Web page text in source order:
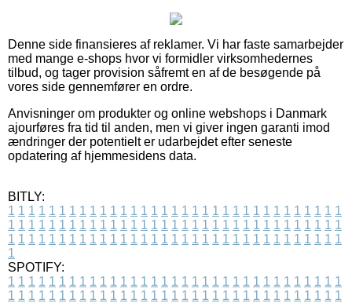
Denne side finansieres af reklamer. Vi har faste samarbejder
med mange e-shops hvor vi formidler virksomhedernes
tilbud, og tager provision såfremt en af de besøgende på
vores side gennemfører en ordre.
Anvisninger om produkter og online webshops i Danmark
ajourføres fra tid til anden, men vi giver ingen garanti imod
ændringer der potentielt er udarbejdet efter seneste
opdatering af hjemmesidens data.
BITLY:
1 1 1 1 1 1 1 1 1 1 1 1 1 1 1 1 1 1 1 1 1 1 1 1 1 1 1 1 1 1 1 1 1
1 1 1 1 1 1 1 1 1 1 1 1 1 1 1 1 1 1 1 1 1 1 1 1 1 1 1 1 1 1 1 1 1
1 1 1 1 1 1 1 1 1 1 1 1 1 1 1 1 1 1 1 1 1 1 1 1 1 1 1 1 1 1 1 1 1
1
SPOTIFY:
1 1 1 1 1 1 1 1 1 1 1 1 1 1 1 1 1 1 1 1 1 1 1 1 1 1 1 1 1 1 1 1 1
1 1 1 1 1 1 1 1 1 1 1 1 1 1 1 1 1 1 1 1 1 1 1 1 1 1 1 1 1 1 1 1 1